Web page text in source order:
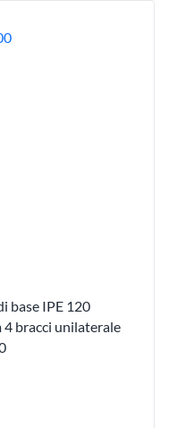
base IPE 120
bracci unilaterale